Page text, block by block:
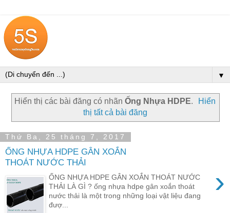
▼
Hiển thị các bài đăng có nhãn Ống Nhựa HDPE.
Hiển
thị tất cả bài đăng
Thứ Ba, 25 tháng 7, 2017
ỐNG NHỰA HDPE GÂN XOẮN
THOÁT NƯỚC THẢI
›
ỐNG NHỰA HDPE GÂN XOẮN THOÁT NƯỚC
THẢI LÀ GÌ ? ống nhựa hdpe gân xoắn thoát
nước thải là một trong những loại vật liệu đang
đượ...